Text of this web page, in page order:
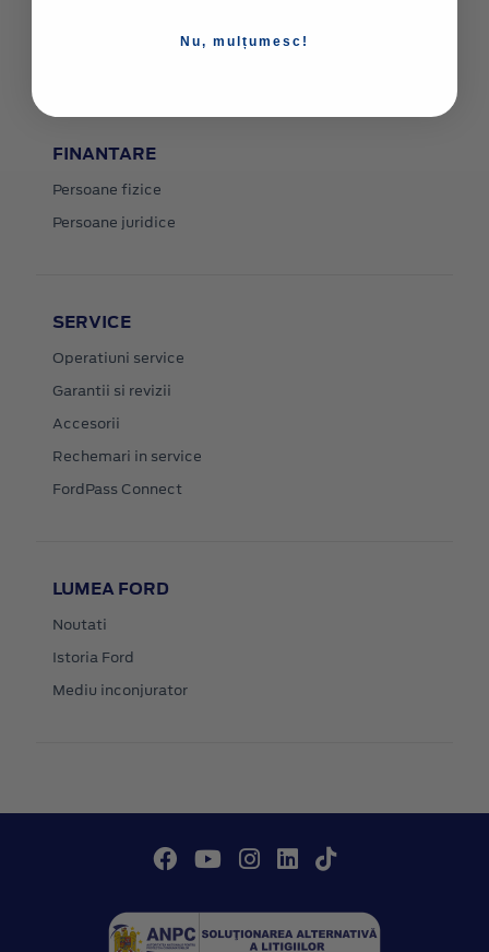
FINANTARE
Persoane fizice
Persoane juridice
SERVICE
Operatiuni service
Garantii si revizii
Accesorii
Rechemari in service
FordPass Connect
LUMEA FORD
Noutati
Istoria Ford
Mediu inconjurator
Nu, mulțumesc!